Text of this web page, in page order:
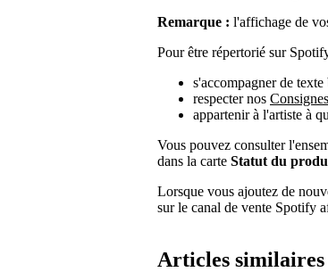
Remarque : l'affichage de
Pour être répertorié sur
s'accompagner de
respecter nos
appartenir à l'artiste à
Vous pouvez consulter
dans la carte Statut du
Lorsque vous ajoutez de
sur le canal de vente Spotify
Articles similaires